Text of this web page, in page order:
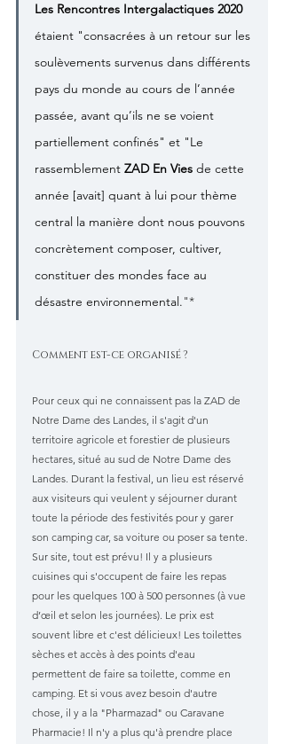
Les Rencontres Intergalactiques 2020
étaient "consacrées à un retour sur les
soulèvements survenus dans différents
pays du monde au cours de l’année
passée, avant qu’ils ne se voient
partiellement confinés" et "Le
rassemblement ZAD En Vies de cette
année [avait] quant à lui pour thème
central la manière dont nous pouvons
concrètement composer, cultiver,
constituer des mondes face au
désastre environnemental."*
Comment est-ce organisé ?
Pour ceux qui ne connaissent pas la ZAD de
Notre Dame des Landes, il s'agit d'un
territoire agricole et forestier de plusieurs
hectares, situé au sud de Notre Dame des
Landes. Durant la festival, un lieu est réservé
aux visiteurs qui veulent y séjourner durant
toute la période des festivités pour y garer
son camping car, sa voiture ou poser sa tente.
Sur site, tout est prévu! Il y a plusieurs
cuisines qui s'occupent de faire les repas
pour les quelques 100 à 500 personnes (à vue
d’œil et selon les journées). Le prix est
souvent libre et c'est délicieux! Les toilettes
sèches et accès à des points d'eau
permettent de faire sa toilette, comme en
camping. Et si vous avez besoin d'autre
chose, il y a la "Pharmazad" ou Caravane
Pharmacie! Il n'y a plus qu'à prendre place